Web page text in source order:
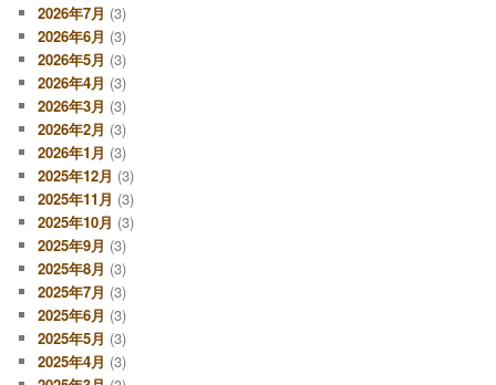
2026年7月 (3)
2026年6月 (3)
2026年5月 (3)
2026年4月 (3)
2026年3月 (3)
2026年2月 (3)
2026年1月 (3)
2025年12月 (3)
2025年11月 (3)
2025年10月 (3)
2025年9月 (3)
2025年8月 (3)
2025年7月 (3)
2025年6月 (3)
2025年5月 (3)
2025年4月 (3)